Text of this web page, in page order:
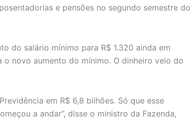
e pensões no segundo semestre do
do salário mínimo para R$ 1.320 ainda em
novo aumento do mínimo. O dinheiro veio do
em R$ 6,8 bilhões. Só que esse
a andar”, disse o ministro da Fazenda,